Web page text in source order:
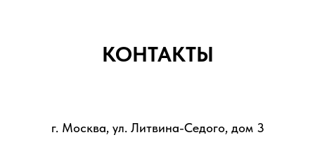
КОНТАКТЫ
г. Москва, ул. Литвина-Седого, дом 3